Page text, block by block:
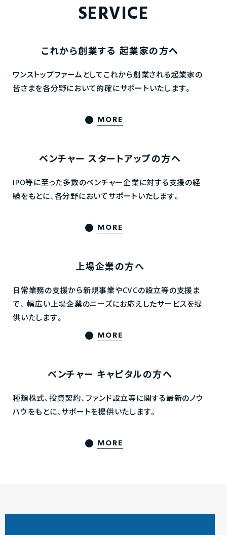
SERVICE
これから創業する 起業家の方へ
ワンストップファームとしてこれから創業される起業家の
皆さまを各分野において的確にサポートいたします。
MORE
ベンチャー スタートアップの方へ
IPO等に至った多数のベンチャー企業に対する支援の経
験をもとに、各分野においてサポートいたします。
MORE
上場企業の方へ
日常業務の支援から新規事業やCVCの設立等の支援ま
で、 幅広い上場企業のニーズにお応えしたサービスを提
供いたします。
MORE
ベンチャー キャピタルの方へ
種類株式、投資契約、ファンド設立等に関する最新のノウ
ハウをもとに、サポートを提供いたします。
MORE